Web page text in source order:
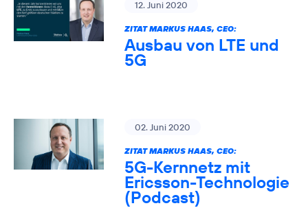
12. Juni 2020
ZITAT MARKUS HAAS, CEO:
Ausbau von LTE und
5G
02. Juni 2020
ZITAT MARKUS HAAS, CEO:
5G-Kernnetz mit
Ericsson-Technologie
(Podcast)